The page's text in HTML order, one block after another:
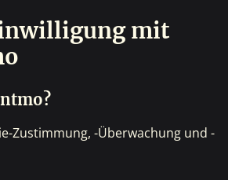
mit
Zustimmung, -Überwachung und -